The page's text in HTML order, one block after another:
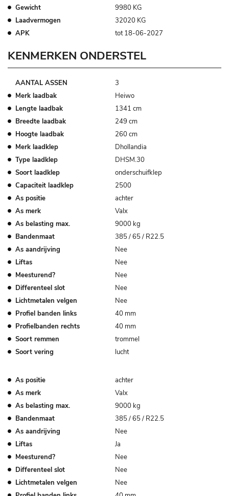
Gewicht
9980 KG
Laadvermogen
32020 KG
APK
tot 18-06-2027
KENMERKEN ONDERSTEL
AANTAL ASSEN
3
Merk laadbak
Heiwo
Lengte laadbak
1341 cm
Breedte laadbak
249 cm
Hoogte laadbak
260 cm
Merk laadklep
Dhollandia
Type laadklep
DHSM.30
Soort laadklep
onderschuifklep
Capaciteit laadklep
2500
As positie
achter
As merk
Valx
As belasting max.
9000 kg
Bandenmaat
385 / 65 / R22.5
As aandrijving
Nee
Liftas
Nee
Meesturend?
Nee
Differenteel slot
Nee
Lichtmetalen velgen
Nee
Profiel banden links
40 mm
Profielbanden rechts
40 mm
Soort remmen
trommel
Soort vering
lucht
As positie
achter
As merk
Valx
As belasting max.
9000 kg
Bandenmaat
385 / 65 / R22.5
As aandrijving
Nee
Liftas
Ja
Meesturend?
Nee
Differenteel slot
Nee
Lichtmetalen velgen
Nee